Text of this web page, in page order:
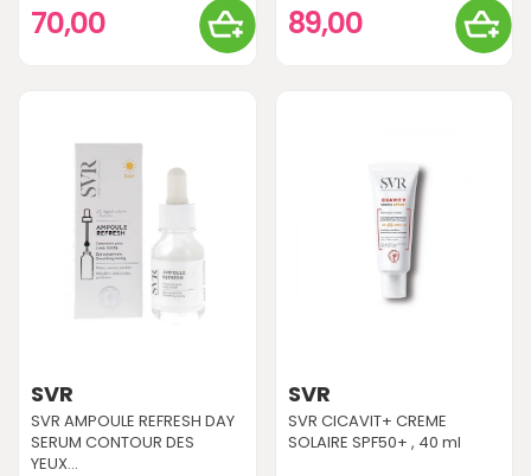
70,00 89,00
SVR
SVR AMPOULE REFRESH DAY
SERUM CONTOUR DES
YEUX...
SVR
SVR CICAVIT+ CREME
SOLAIRE SPF50+ , 40 ml